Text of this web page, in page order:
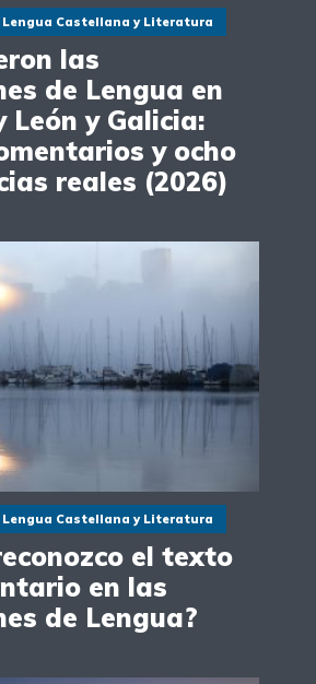
Lengua Castellana y Literatura
las
de Lengua en
León y Galicia:
y ocho
reales (2026)
Lengua Castellana y Literatura
el texto
en las
de Lengua?